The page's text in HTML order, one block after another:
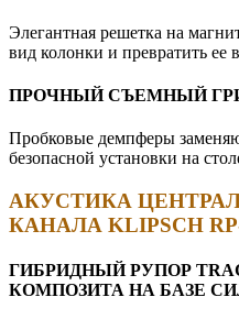
Элегантная решетка на
вид колонки и превратить
ПРОЧНЫЙ СЪЕМНЫЙ
Пробковые демпферы
безопасной установки на
АКУСТИКА
КАНАЛА KLIPSCH
ГИБРИДНЫЙ РУПОР
КОМПОЗИТА НА БАЗЕ